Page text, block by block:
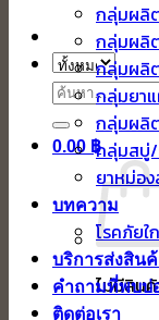
ค้นหา:
0.00 ฿
ไม่มีสินค้
กลุ่มผลิ
กลุ่มผลิ
กลุ่มผลิ
กลุ่มยา
กลุ่มผลิ
กลุ่มสบู่
ยาหม่อ
บทความ
โรคภัยใ
บริการส่งสินค้
คำถามที่พบบ่
ติดต่อเรา